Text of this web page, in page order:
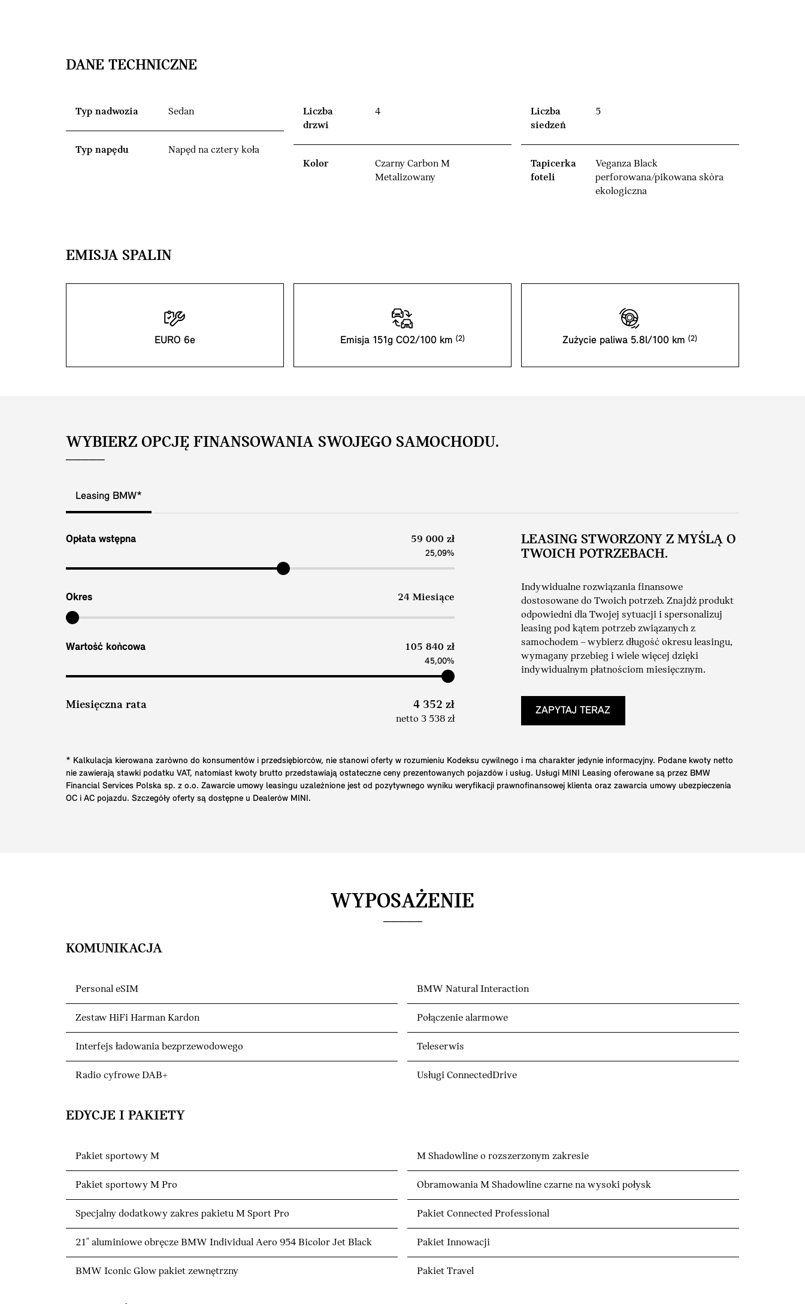
DANE TECHNICZNE
Typ nadwozia Sedan
Typ napędu Napęd na cztery koła
Liczba
drzwi
4
Kolor
Czarny Carbon M
Metalizowany
Liczba
siedzeń
5
Tapicerka
foteli
Veganza Black
perforowana/pikowana skóra
ekologiczna
EMISJA SPALIN
EURO 6e Emisja 151g CO2/100 km Zużycie paliwa 5.8l/100 km
WYBIERZ OPCJĘ FINANSOWANIA SWOJEGO SAMOCHODU.
Leasing BMW*
Opłata wstępna 59 000 zł
25,09%
Okres 24 Miesiące
Wartość końcowa 105 840 zł
45,00%
Miesięczna rata 4 352 zł
netto 3 538 zł
LEASING STWORZONY Z MYŚLĄ O
TWOICH POTRZEBACH.
Indywidualne rozwiązania finansowe
dostosowane do Twoich potrzeb. Znajdź produkt
odpowiedni dla Twojej sytuacji i spersonalizuj
leasing pod kątem potrzeb związanych z
samochodem – wybierz długość okresu leasingu,
wymagany przebieg i wiele więcej dzięki
indywidualnym płatnościom miesięcznym.
ZAPYTAJ TERAZ
* Kalkulacja kierowana zarówno do konsumentów i przedsiębiorców, nie stanowi oferty w rozumieniu Kodeksu cywilnego i ma charakter jedynie informacyjny. Podane kwoty netto
nie zawierają stawki podatku VAT, natomiast kwoty brutto przedstawiają ostateczne ceny prezentowanych pojazdów i usług. Usługi MINI Leasing oferowane są przez BMW
Financial Services Polska sp. z o.o. Zawarcie umowy leasingu uzależnione jest od pozytywnego wyniku weryfikacji prawnofinansowej klienta oraz zawarcia umowy ubezpieczenia
OC i AC pojazdu. Szczegóły oferty są dostępne u Dealerów MINI.
WYPOSAŻENIE
KOMUNIKACJA
Personal eSIM
Zestaw HiFi Harman Kardon
Interfejs ładowania bezprzewodowego
Radio cyfrowe DAB+
BMW Natural Interaction
Połączenie alarmowe
Teleserwis
Usługi ConnectedDrive
EDYCJE I PAKIETY
Pakiet sportowy M
Pakiet sportowy M Pro
Specjalny dodatkowy zakres pakietu M Sport Pro
21" aluminiowe obręcze BMW Individual Aero 954 Bicolor Jet Black
BMW Iconic Glow pakiet zewnętrzny
M Shadowline o rozszerzonym zakresie
Obramowania M Shadowline czarne na wysoki połysk
Pakiet Connected Professional
Pakiet Innowacji
Pakiet Travel